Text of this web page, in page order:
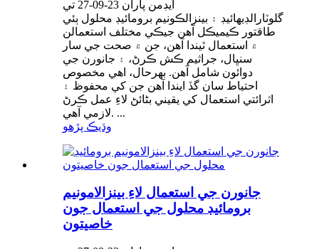
ايڊمن پاران 23-09-27 تي
گلوٽارالڊيهائيڊ ۽ بينزالڪونيم برومائيڊ محلول ٻئي
طاقتور ڪيميڪل آهن جيڪي مختلف استعمالن
۾ استعمال ٿيندا آهن، جن ۾ صحت جي سار
سنڀال، جراثيم ڪش ڪرڻ، ۽ جانورن جي
دوائون شامل آهن. بهرحال، اهي مخصوص
احتياط سان گڏ ايندا آهن جن کي محفوظ ۽
اثرائتي استعمال کي يقيني بڻائڻ لاءِ عمل ڪرڻ
لازمي آهي. ...
وڌيڪ پڙهو
جانورن جي استعمال لاءِ بينزالامونيم
برومائيڊ محلول جي استعمال جون
خاصيتون